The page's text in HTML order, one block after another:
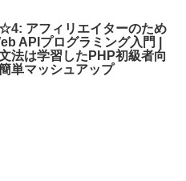
アフィリエイターのため
APIプログラミング入門 |
法は学習したPHP初級者向
単マッシュアップ